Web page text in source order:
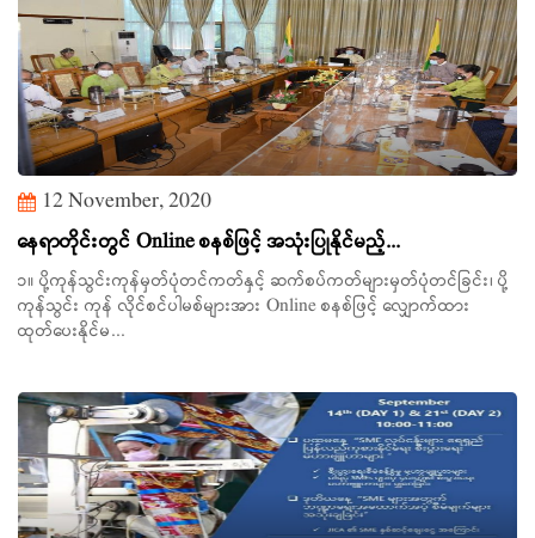
12 November, 2020
နေရာတိုင်းတွင် Online စနစ်ဖြင့် အသုံးပြုနိုင်မည့်...
၁။ ပို့ကုန်သွင်းကုန်မှတ်ပုံတင်ကတ်နှင့် ဆက်စပ်ကတ်များမှတ်ပုံတင်ခြင်း၊ ပို့
ကုန်သွင်း ကုန် လိုင်စင်ပါမစ်များအား Online စနစ်ဖြင့် လျှောက်ထား
ထုတ်ပေးနိုင်မ...